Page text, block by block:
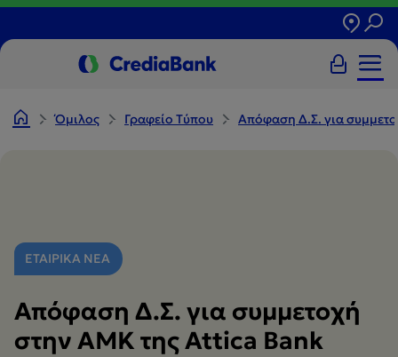
Όμιλος Γραφείο Tύπου Απόφαση Δ.Σ. για
ΕΤΑΙΡΙΚΑ ΝΕΑ
Απόφαση Δ.Σ. για συμμετοχή
στην ΑΜΚ της Attica Bank